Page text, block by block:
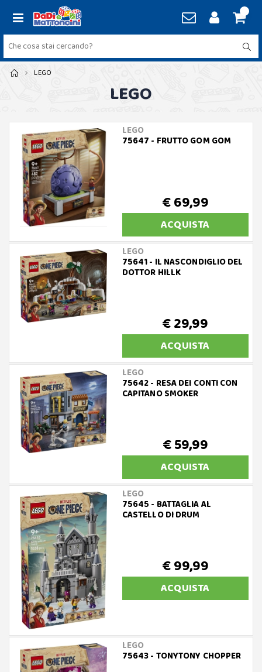
LEGO
LEGO
LEGO
75647 - FRUTTO GOM GOM
€ 69,99
ACQUISTA
LEGO
75641 - IL NASCONDIGLIO DEL
DOTTOR HILLK
€ 29,99
ACQUISTA
LEGO
75642 - RESA DEI CONTI CON
CAPITANO SMOKER
€ 59,99
ACQUISTA
LEGO
75645 - BATTAGLIA AL
CASTELLO DI DRUM
€ 99,99
ACQUISTA
LEGO
75643 - TONYTONY CHOPPER